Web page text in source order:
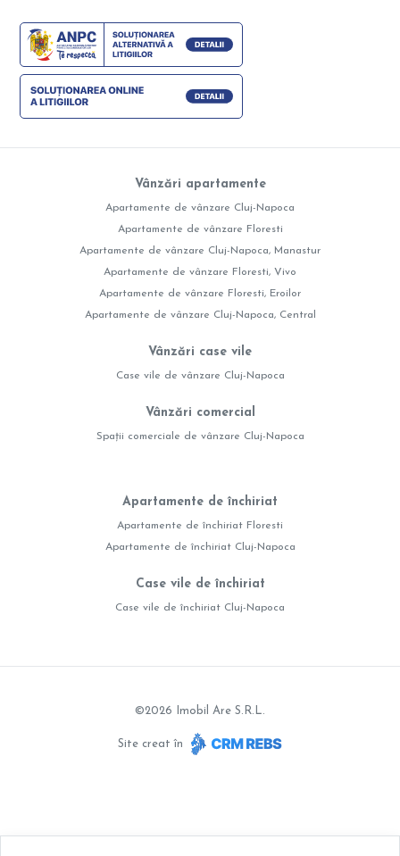
Vânzări apartamente
Apartamente de vânzare Cluj-Napoca
Apartamente de vânzare Floresti
Apartamente de vânzare Cluj-Napoca, Manastur
Apartamente de vânzare Floresti, Vivo
Apartamente de vânzare Floresti, Eroilor
Apartamente de vânzare Cluj-Napoca, Central
Vânzări case vile
Case vile de vânzare Cluj-Napoca
Vânzări comercial
Spații comerciale de vânzare Cluj-Napoca
Apartamente de închiriat
Apartamente de închiriat Floresti
Apartamente de închiriat Cluj-Napoca
Case vile de închiriat
Case vile de închiriat Cluj-Napoca
©2026 Imobil Are S.R.L.
Site creat în